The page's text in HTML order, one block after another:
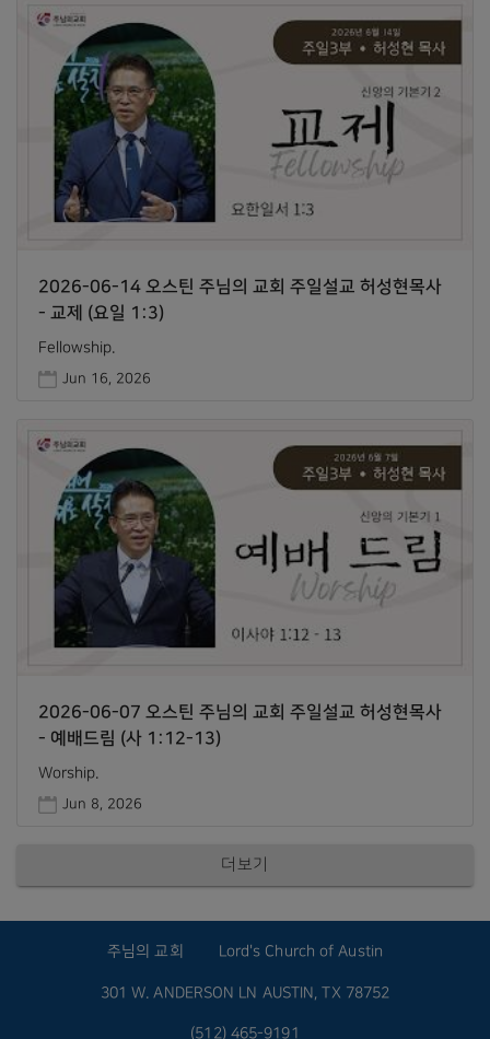
2026-06-14 오스틴 주님의 교회 주일설교 허성현목사
- 교제 (요일 1:3)
Fellowship.
Jun 16, 2026
2026-06-07 오스틴 주님의 교회 주일설교 허성현목사
- 예배드림 (사 1:12-13)
Worship.
Jun 8, 2026
더보기
주님의 교회 Lord's Church of Austin
301 W. ANDERSON LN AUSTIN, TX 78752
(512) 465-9191